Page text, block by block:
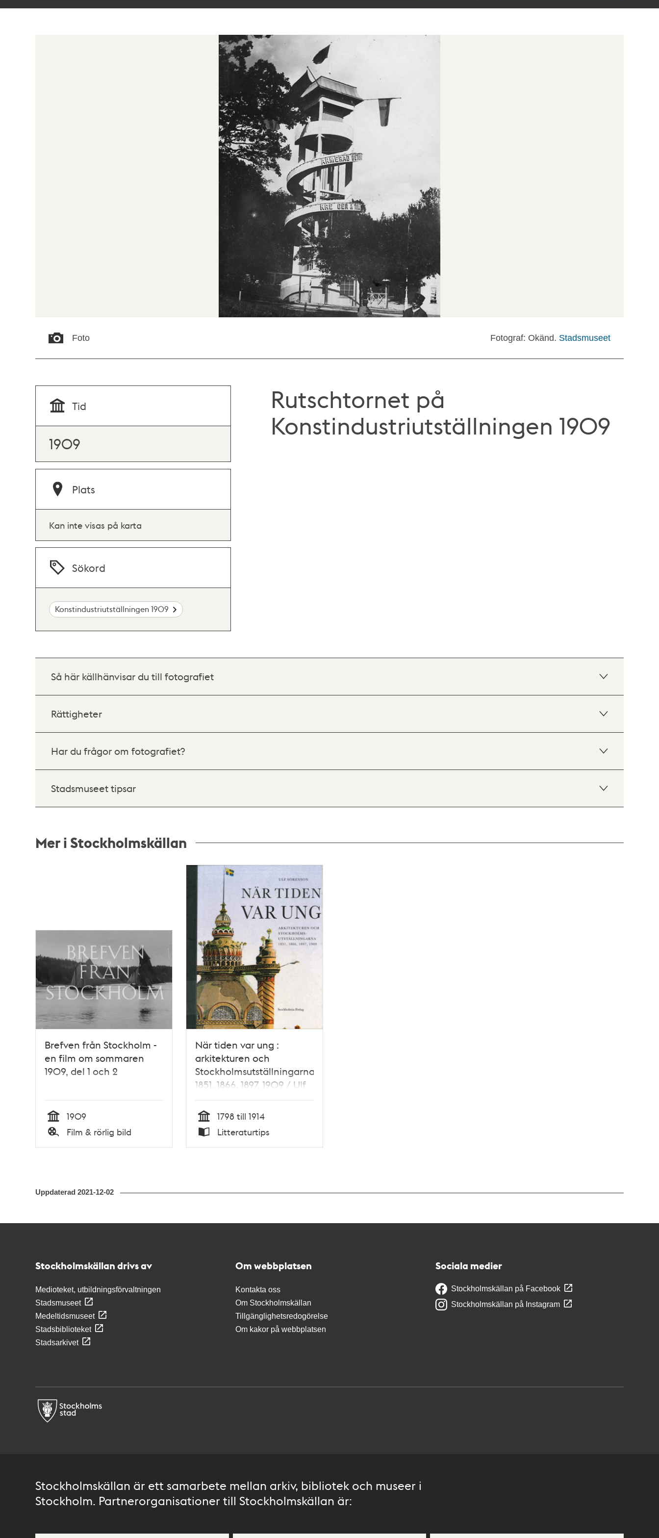
Foto Fotograf: Okänd. Stadsmuseet
Rutschtornet på
Konstindustriutställningen 1909
Tid
1909
Plats
Kan inte visas på karta
Sökord
Konstindustriutställningen 1909
Så här källhänvisar du till fotografiet
Rättigheter
Har du frågor om fotografiet?
Stadsmuseet tipsar
Mer i Stockholmskällan
Brefven från Stockholm -
en film om sommaren
1909, del 1 och 2
Tid
1909
Typ
Film & rörlig bild
När tiden var ung :
arkitekturen och
Stockholmsutställningarna
1851, 1866, 1897, 1909 / Ulf
Sörenson
Tid
1798 till 1914
Typ
Litteraturtips
Uppdaterad 2021-12-02
Stockholmskällan drivs av
Medioteket, utbildningsförvaltningen
Stadsmuseet
Medeltidsmuseet
Stadsbiblioteket
Stadsarkivet
Om webbplatsen
Kontakta oss
Om Stockholmskällan
Tillgänglighetsredogörelse
Om kakor på webbplatsen
Sociala medier
Stockholmskällan på Facebook
Stockholmskällan på Instagram
Stockholmskällan är ett samarbete mellan arkiv, bibliotek och museer i
Stockholm. Partnerorganisationer till Stockholmskällan är: